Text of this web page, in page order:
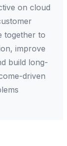
on cloud
together to
improve
build long-
driven